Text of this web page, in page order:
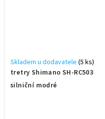
tretry Shimano SH-RC503
silniční modré
Skladem u dodavatele (5 ks)